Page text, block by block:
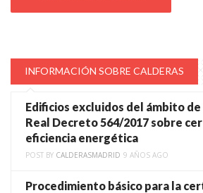
INFORMACIÓN SOBRE CALDERAS
Edificios excluidos del ámbito
Real Decreto 564/2017 sobre
eficiencia energética
POST BY CALDERASMADRID 9 AÑOS AGO
Procedimiento básico para la